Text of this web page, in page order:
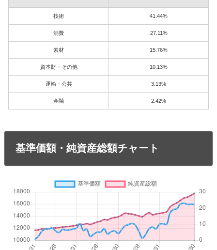
技術 41.44%
消費 27.11%
素材 15.76%
資本財・その他 10.13%
運輸・公共 3.13%
金融 2.42%
基準価額・純資産総額チャート